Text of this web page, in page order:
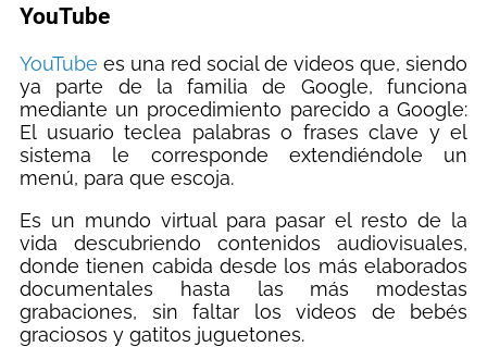
YouTube
YouTube es una red social de videos que, siendo
ya parte de la familia de Google, funciona
mediante un procedimiento parecido a Google:
El usuario teclea palabras o frases clave y el
sistema le corresponde extendiéndole un
menú, para que escoja.
Es un mundo virtual para pasar el resto de la
vida descubriendo contenidos audiovisuales,
donde tienen cabida desde los más elaborados
documentales hasta las más modestas
grabaciones, sin faltar los videos de bebés
graciosos y gatitos juguetones.